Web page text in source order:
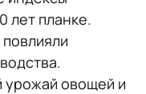
лет планке.
урожай овощей и